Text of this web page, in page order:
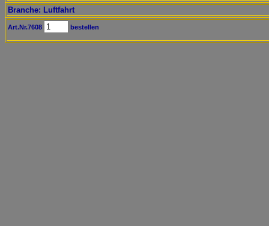
Branche: Luftfahrt
Art.Nr.7608 bestellen